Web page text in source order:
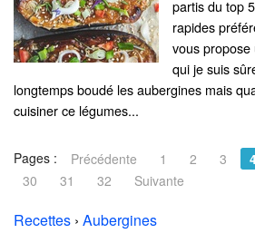
partis du top
rapides
vous
qui je suis
longtemps boudé les aubergines mais
cuisiner ce légumes...
Pages : Précédente 1 2 3
30
31 32 Suivante
Recettes › Aubergines